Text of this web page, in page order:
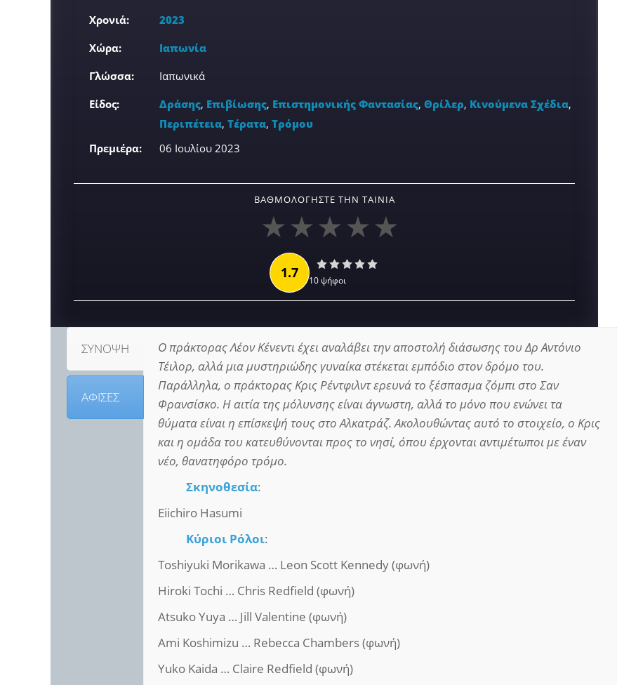
Χρονιά:
2023
Χώρα:
Ιαπωνία
Γλώσσα:
Ιαπωνικά
Είδος:
Δράσης, Επιβίωσης, Επιστημονικής Φαντασίας,Θρίλερ, Κινούμενα Σχέδια,
Περιπέτεια,Τέρατα,Τρόμου
Πρεμιέρα:
06 Ιουλίου 2023
ΒΑΘΜΟΛΟΓΉΣΤΕ ΤΗΝ ΤΑΙΝΊΑ
1.7 10 ψήφοι
ΣΥΝΟΨΗ
ΑΦΙΣΕΣ
Ο πράκτορας Λέον Κένεντι έχει αναλάβει την αποστολή διάσωσης του Δρ Αντόνιο
Τέιλορ, αλλά μια μυστηριώδης γυναίκα στέκεται εμπόδιο στον δρόμο του.
Παράλληλα, ο πράκτορας Κρις Ρέντφιλντ ερευνά το ξέσπασμα ζόμπι στο Σαν
Φρανσίσκο. Η αιτία της μόλυνσης είναι άγνωστη, αλλά το μόνο που ενώνει τα
θύματα είναι η επίσκεψή τους στο Αλκατράζ. Ακολουθώντας αυτό το στοιχείο, ο Κρις
και η ομάδα του κατευθύνονται προς το νησί, όπου έρχονται αντιμέτωποι με έναν
νέο, θανατηφόρο τρόμο.
Σκηνοθεσία:
Eiichirο Hasumi
Κύριοι Ρόλοι:
Toshiyuki Morikawa … Leon Scott Kennedy (φωνή)
Hiroki Tochi … Chris Redfield (φωνή)
Atsuko Yuya … Jill Valentine (φωνή)
Ami Koshimizu … Rebecca Chambers (φωνή)
Yuko Kaida … Claire Redfield (φωνή)